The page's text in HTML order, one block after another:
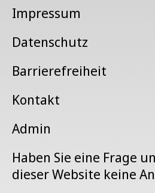
Impressum
Datenschutz
Barrierefreiheit
Kontakt
Admin
Haben Sie eine Frage
dieser Website keine